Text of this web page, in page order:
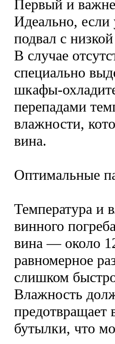
Первый и
Идеально, если
подвал с
В случае
специально
шкафы-
перепадами
влажности,
вина.
Оптимальные
Температура и
винного
вина — около
равномерное
слишком
Влажность
предотвращает
бутылки, что